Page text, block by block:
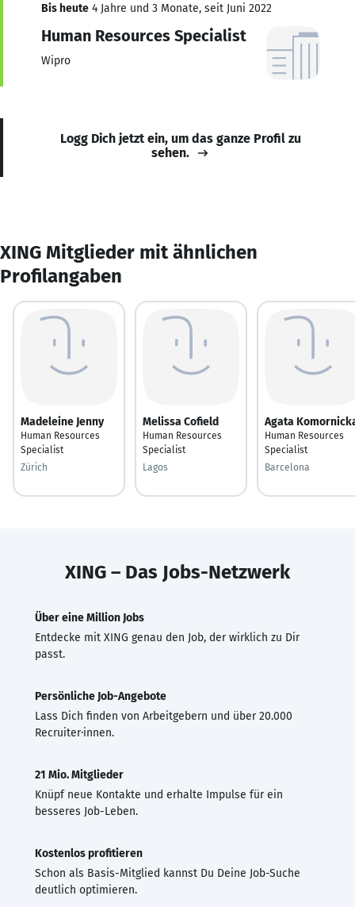
Bis heute 4 Jahre und 3 Monate, seit Juni 2022
Human Resources Specialist
Wipro
Logg Dich jetzt ein, um das ganze Profil zu
sehen.
XING Mitglieder mit ähnlichen
Profilangaben
Madeleine Jenny
Human Resources
Specialist
Zürich
Melissa Cofield
Human Resources
Specialist
Lagos
Agata
Human Resources
Specialist
Barcelona
XING – Das Jobs-Netzwerk
Über eine Million Jobs
Entdecke mit XING genau den Job, der wirklich zu Dir
passt.
Persönliche Job-Angebote
Lass Dich finden von Arbeitgebern und über 20.000
Recruiter·innen.
21 Mio. Mitglieder
Knüpf neue Kontakte und erhalte Impulse für ein
besseres Job-Leben.
Kostenlos profitieren
Schon als Basis-Mitglied kannst Du Deine Job-Suche
deutlich optimieren.